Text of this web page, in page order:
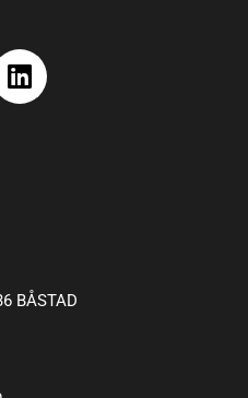
BÅSTAD